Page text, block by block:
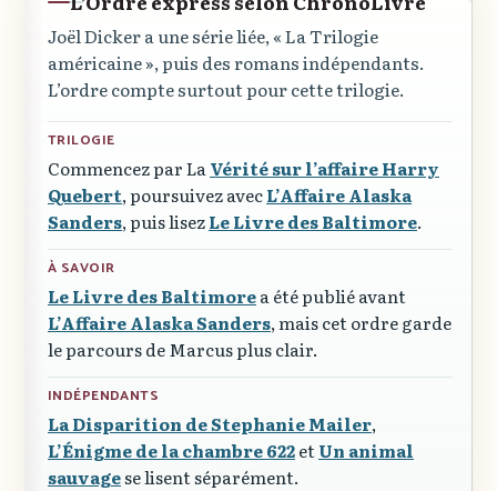
Joël Dicker a une série liée,« La Trilogie
américaine », puis des romans indépendants.
L’ordre compte surtout pour cette trilogie.
TRILOGIE
Commencez par LaVérité sur l’affaire Harry
Quebert, poursuivez avecL’Affaire Alaska
Sanders, puis lisezLe Livre des Baltimore.
À SAVOIR
Le Livre des Baltimorea été publié avant
L’Affaire Alaska Sanders, mais cet ordre garde
le parcours de Marcus plus clair.
INDÉPENDANTS
La Disparition de Stephanie Mailer,
L’Énigme de la chambre 622etUn animal
sauvagese lisent séparément.